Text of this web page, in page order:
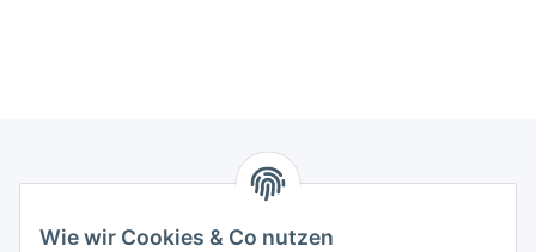
Wie wir Cookies & Co nutzen